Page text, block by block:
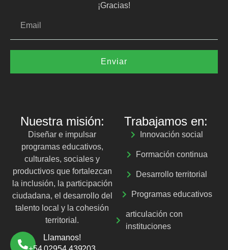
¡Gracias!
Enviar
Nuestra misión:
Diseñar e impulsar
programas educativos,
culturales, sociales y
productivos que fortalezcan
la inclusión, la participación
ciudadana, el desarrollo del
talento local y la cohesión
territorial.
Llamanos!
Trabajamos en:
Innovación social
Formación continua
Desarrollo territorial
Programas educativos
articulación con
instituciones